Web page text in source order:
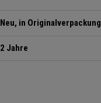
Neu, in Originalverpackung
2 Jahre